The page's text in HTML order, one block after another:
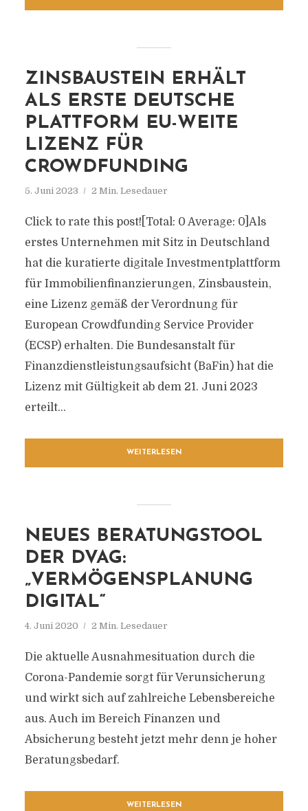
ZINSBAUSTEIN ERHÄLT
ALS ERSTE DEUTSCHE
PLATTFORM EU-WEITE
LIZENZ FÜR
CROWDFUNDING
5. Juni 2023 2 Min. Lesedauer
Click to rate this post![Total: 0 Average: 0]Als
erstes Unternehmen mit Sitz in Deutschland
hat die kuratierte digitale Investmentplattform
für Immobilienfinanzierungen, Zinsbaustein,
eine Lizenz gemäß der Verordnung für
European Crowdfunding Service Provider
(ECSP) erhalten. Die Bundesanstalt für
Finanzdienstleistungsaufsicht (BaFin) hat die
Lizenz mit Gültigkeit ab dem 21. Juni 2023
erteilt...
WEITERLESEN
NEUES BERATUNGSTOOL
DER DVAG:
„VERMÖGENSPLANUNG
DIGITAL“
4. Juni 2020 2 Min. Lesedauer
Die aktuelle Ausnahmesituation durch die
Corona-Pandemie sorgt für Verunsicherung
und wirkt sich auf zahlreiche Lebensbereiche
aus. Auch im Bereich Finanzen und
Absicherung besteht jetzt mehr denn je hoher
Beratungsbedarf.
WEITERLESEN